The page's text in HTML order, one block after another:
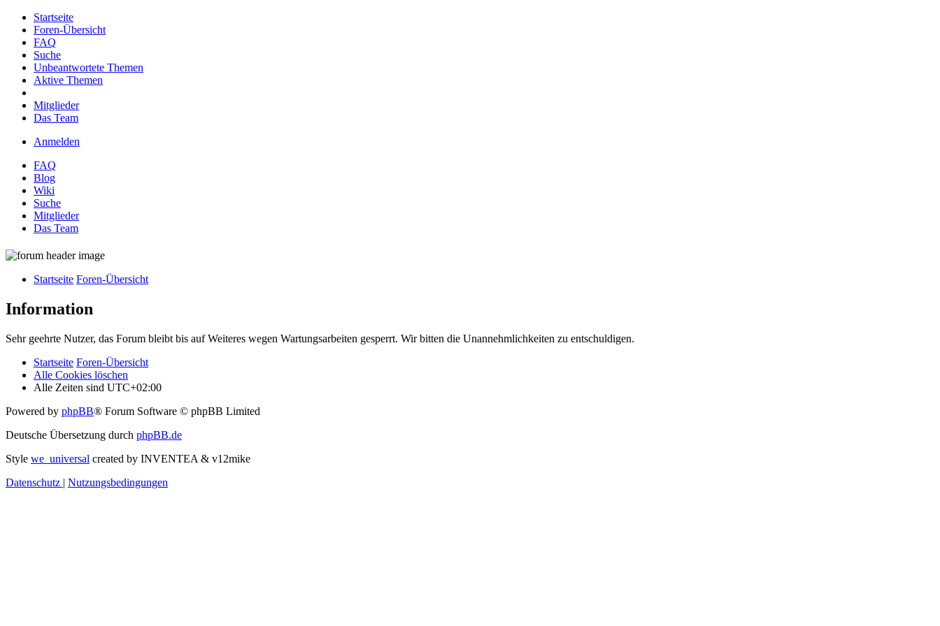
Startseite
Foren-Übersicht
FAQ
Suche
Unbeantwortete Themen
Aktive Themen
Mitglieder
Das Team
Anmelden
FAQ
Blog
Wiki
Suche
Mitglieder
Das Team
Startseite Foren-Übersicht
Information
Sehr geehrte Nutzer, das Forum bleibt bis auf Weiteres wegen Wartungsarbeiten gesperrt. Wir bitten die Unannehmlichkeiten zu entschuldigen.
Startseite Foren-Übersicht
Alle Cookies löschen
Alle Zeiten sind UTC+02:00
Powered by phpBB® Forum Software © phpBB Limited
Deutsche Übersetzung durch phpBB.de
Style we_universal created by INVENTEA & v12mike
Datenschutz | Nutzungsbedingungen